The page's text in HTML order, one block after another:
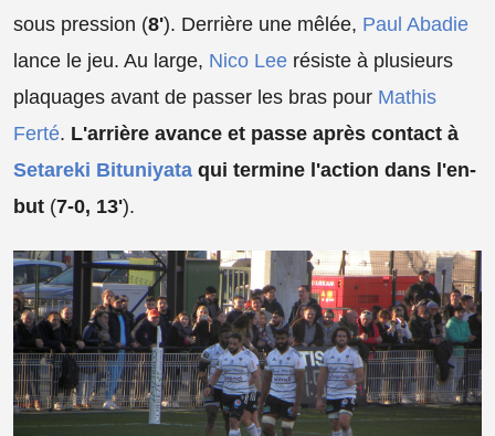
sous pression (8'). Derrière une mêlée, Paul Abadie
lance le jeu. Au large, Nico Lee résiste à plusieurs
plaquages avant de passer les bras pour Mathis
Ferté. L'arrière avance et passe après contact à
Setareki Bituniyata qui termine l'action dans l'en-
but (7-0, 13').